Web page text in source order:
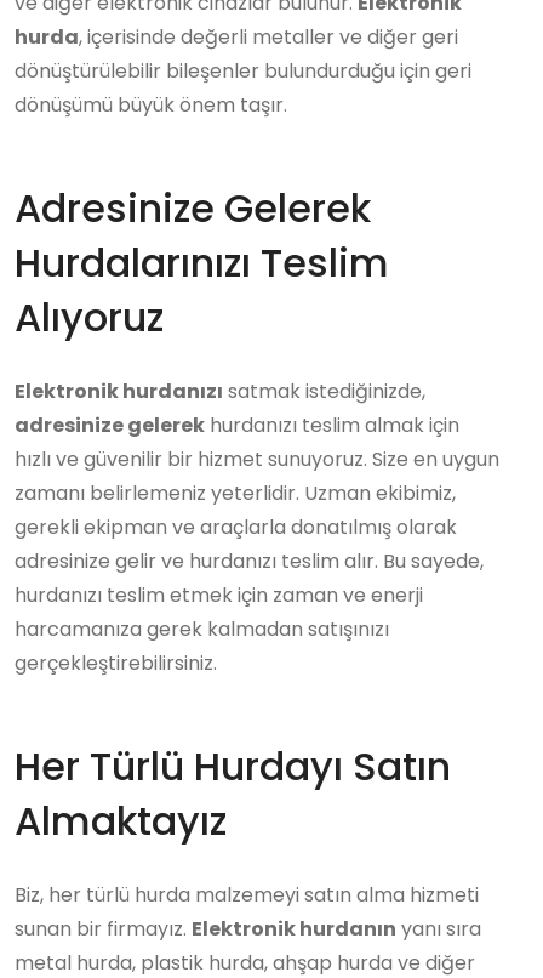
hurda, içerisinde değerli metaller ve diğer geri
dönüştürülebilir bileşenler bulundurduğu için geri
dönüşümü büyük önem taşır.
Adresinize Gelerek
Hurdalarınızı Teslim
Alıyoruz
Elektronik hurdanızı satmak istediğinizde,
adresinize gelerek hurdanızı teslim almak için
hızlı ve güvenilir bir hizmet sunuyoruz. Size en uygun
zamanı belirlemeniz yeterlidir. Uzman ekibimiz,
gerekli ekipman ve araçlarla donatılmış olarak
adresinize gelir ve hurdanızı teslim alır. Bu sayede,
hurdanızı teslim etmek için zaman ve enerji
harcamanıza gerek kalmadan satışınızı
gerçekleştirebilirsiniz.
Her Türlü Hurdayı Satın
Almaktayız
Biz, her türlü hurda malzemeyi satın alma hizmeti
sunan bir firmayız. Elektronik hurdanın yanı sıra
metal hurda, plastik hurda, ahşap hurda ve diğer